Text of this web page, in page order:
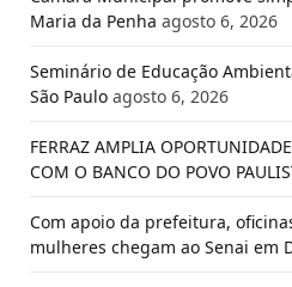
Maria da Penha agosto 6, 2026
Seminário de Educação
São Paulo agosto 6, 2026
FERRAZ AMPLIA
COM O BANCO DO POVO
Com apoio da prefeitura,
mulheres chegam ao Senai em